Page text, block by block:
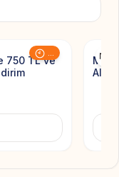
Add to
750 TL ve